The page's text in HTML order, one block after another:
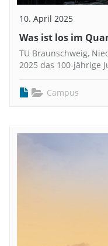
10. April 2025
Was ist los im
TU Braunschweig,
2025 das 100-jährige
Campus